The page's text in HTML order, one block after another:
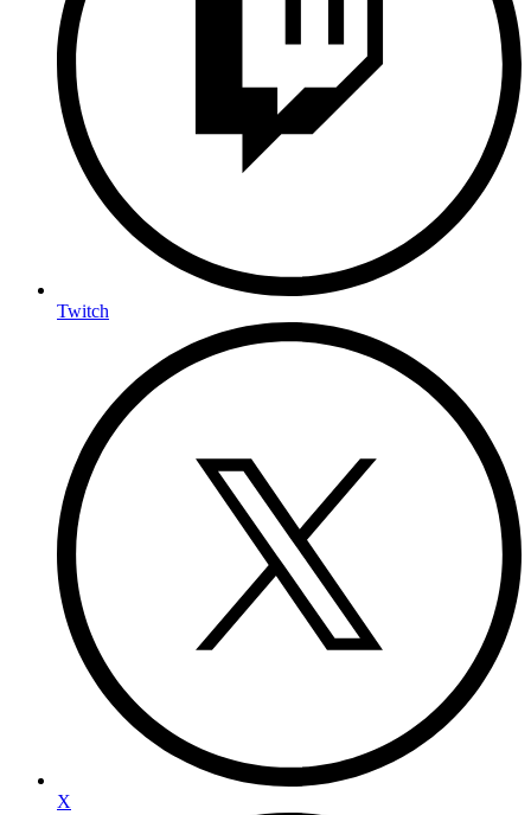
Twitch
X